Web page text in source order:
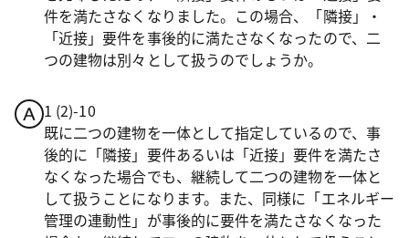
件を満たさなくなりました。この場合、「隣接」・
「近接」要件を事後的に満たさなくなったので、二
つの建物は別々として扱うのでしょうか。
1 (2)-10
既に二つの建物を一体として指定しているので、事
後的に「隣接」要件あるいは「近接」要件を満たさ
なくなった場合でも、継続して二つの建物を一体と
して扱うことになります。また、同様に「エネルギー
管理の連動性」が事後的に要件を満たさなくなった